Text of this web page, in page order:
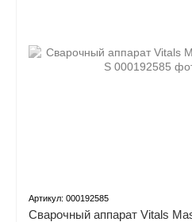
Артикул: 000192585
Сварочный аппарат Vitals